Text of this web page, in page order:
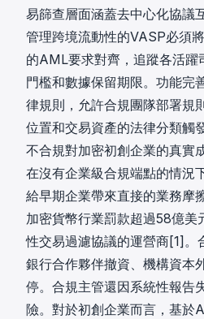
易篩查層面涵蓋去中心化協議
管理跨境流動性的VASP必須
的AML要求對齊，追蹤各活躍
門檻和數據保留期限。 功能完
律規則 ，允許合規團隊部署規
位置和交易資產的法律分類觸
不合規對加密初創企業的真實
在沒有企業級合規端點的情況
給早期企業帶來直接的業務摩
加密貨幣行業罰款超過58億美
性交易過濾協議的運營商[1]。
銀行合作夥伴撤資、機構資本
停。合規主管還因系統性報告
險。對於初創企業而言，基於